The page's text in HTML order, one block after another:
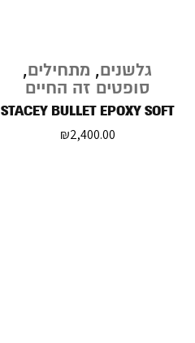
גלשנים, מתחילים,
סופטים זה החיים
STACEY BULLET EPOXY SOFT
₪2,400.00